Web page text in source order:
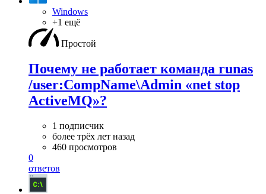
Windows
+1 ещё
Простой
Почему не работает команда runas
/user:CompName\Admin «net stop
ActiveMQ»?
1 подписчик
более трёх лет назад
460 просмотров
0
ответов